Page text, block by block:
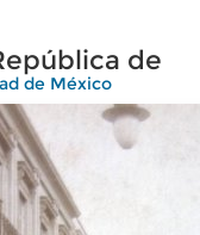
de
de México